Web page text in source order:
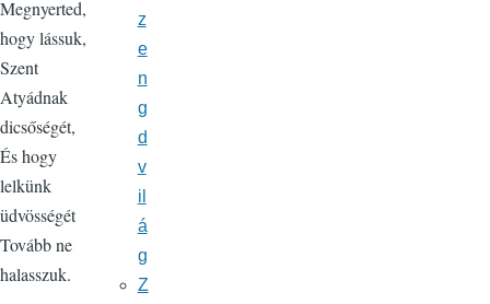
Megnyerted,
hogy lássuk,
Szent
Atyádnak
dicsőségét,
És hogy
lelkünk
üdvösségét
Tovább ne
halasszuk.
z
e
n
g
d
v
il
á
g
Z